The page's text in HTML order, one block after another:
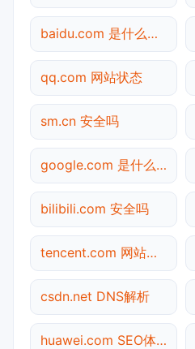
baidu.com 是什么网站
qq.com 网站状态
sm.cn 安全吗
google.com 是什么网站
bilibili.com 安全吗
tencent.com 网站状态
csdn.net DNS解析
huawei.com SEO体检